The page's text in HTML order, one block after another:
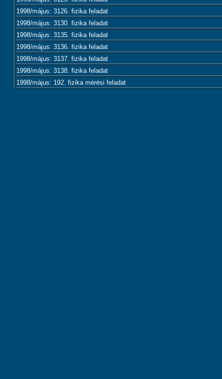
1998/május: 3126. fizika feladat
1998/május: 3130. fizika feladat
1998/május: 3135. fizika feladat
1998/május: 3136. fizika feladat
1998/május: 3137. fizika feladat
1998/május: 3138. fizika feladat
1998/május: 192. fizika mérési feladat